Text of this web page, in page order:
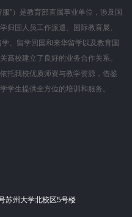
”）是教育部直属事业单位，涉及国
归国人员工作派遣、国际教育展、
、留学回国和来华留学以及教育国
高校建立了良好的业务合作关系。
托我校优质师资与教学资源，借鉴
学生提供全方位的培训和服务。
苏州大学北校区5号楼